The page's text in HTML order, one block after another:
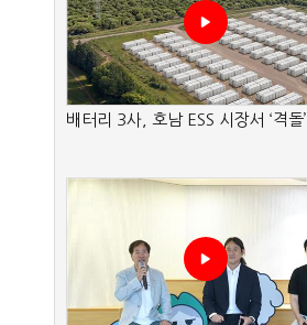
배터리 3사, 호남 ESS 시장서 ‘격돌’